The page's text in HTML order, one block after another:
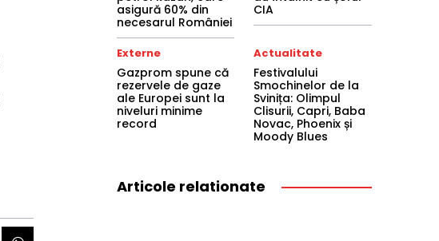
asigură 60% din
necesarul României
CIA
Externe
Gazprom spune că
rezervele de gaze
ale Europei sunt la
niveluri minime
record
Actualitate
Festivalului
Smochinelor de la
Svinița: Olimpul
Clisurii, Capri, Baba
Novac, Phoenix și
Moody Blues
Articole relationate